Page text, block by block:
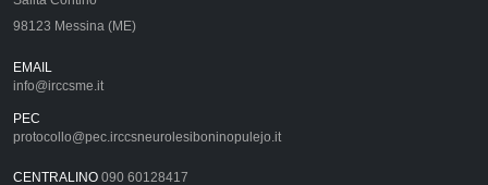
98123 Messina (ME)
EMAIL
info@irccsme.it
PEC
protocollo@pec.irccsneurolesiboninopulejo.it
CENTRALINO 090 60128417